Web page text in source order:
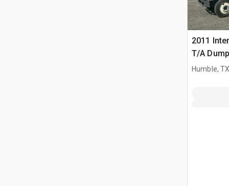
2011
T/A
Humble,